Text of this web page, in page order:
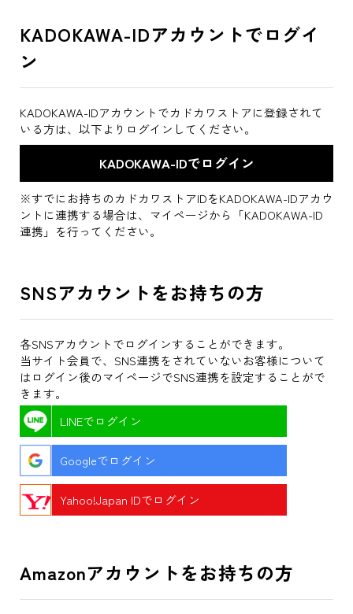
KADOKAWA-IDアカウントでログイ
ン
KADOKAWA-IDアカウントでカドカワストアに登録されて
いる方は、以下よりログインしてください。
※すでにお持ちのカドカワストアIDをKADOKAWA-IDアカウ
ントに連携する場合は、マイページから「KADOKAWA-ID
連携」を行ってください。
SNSアカウントをお持ちの方
各SNSアカウントでログインすることができます。
当サイト会員で、SNS連携をされていないお客様について
はログイン後のマイページでSNS連携を設定することがで
きます。
LINEでログイン
Googleでログイン
Yahoo!Japan IDでログイン
Amazonアカウントをお持ちの方